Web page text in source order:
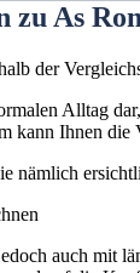
zu As
der
Alltag
kann Ihnen
nämlich
auch mit